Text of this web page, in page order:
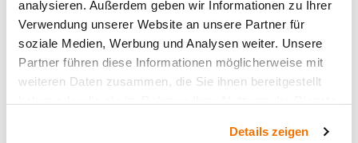
analysieren. Außerdem geben wir Informationen zu Ihrer
Verwendung unserer Website an unsere Partner für
soziale Medien, Werbung und Analysen weiter. Unsere
Partner führen diese Informationen möglicherweise mit
weiteren Daten zusammen, die Sie ihnen bereitgestellt
Details zeigen